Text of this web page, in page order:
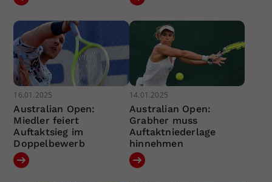
16.01.2025
Australian Open:
Miedler feiert
Auftaktsieg im
Doppelbewerb
14.01.2025
Australian Open:
Grabher muss
Auftaktniederlage
hinnehmen